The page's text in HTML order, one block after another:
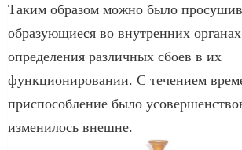
Таким образом можно было
образующиеся во внутренних
определения различных сбоев в их
функционировании. С течением
приспособление было
изменилось внешне.